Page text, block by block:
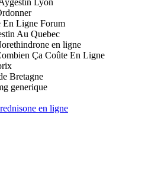
En Ligne Forum
Au Quebec
en ligne
Ça Coûte En Ligne
Bretagne
generique
en ligne